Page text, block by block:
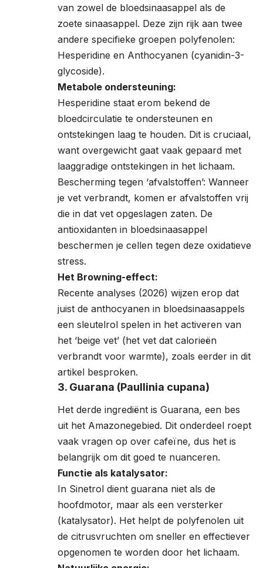
van zowel de bloedsinaasappel als de
zoete sinaasappel. Deze zijn rijk aan twee
andere specifieke groepen polyfenolen:
Hesperidine en Anthocyanen (cyanidin-3-
glycoside).
Metabole ondersteuning:
Hesperidine staat erom bekend de
bloedcirculatie te ondersteunen en
ontstekingen laag te houden. Dit is cruciaal,
want overgewicht gaat vaak gepaard met
laaggradige ontstekingen in het lichaam.
Bescherming tegen ‘afvalstoffen’: Wanneer
je vet verbrandt, komen er afvalstoffen vrij
die in dat vet opgeslagen zaten. De
antioxidanten in bloedsinaasappel
beschermen je cellen tegen deze oxidatieve
stress.
Het Browning-effect:
Recente analyses (2026) wijzen erop dat
juist de anthocyanen in bloedsinaasappels
een sleutelrol spelen in het activeren van
het ‘beige vet’ (het vet dat calorieën
verbrandt voor warmte), zoals eerder in dit
artikel besproken.
3. Guarana (Paullinia cupana)
Het derde ingrediënt is Guarana, een bes
uit het Amazonegebied. Dit onderdeel roept
vaak vragen op over cafeïne, dus het is
belangrijk om dit goed te nuanceren.
Functie als katalysator:
In Sinetrol dient guarana niet als de
hoofdmotor, maar als een versterker
(katalysator). Het helpt de polyfenolen uit
de citrusvruchten om sneller en effectiever
opgenomen te worden door het lichaam.